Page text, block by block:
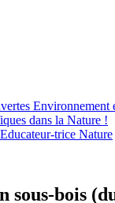
Environnement
dans la Nature !
trice Nature
bois